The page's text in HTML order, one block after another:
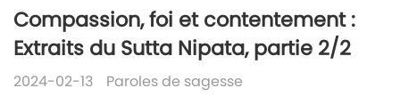
Compassion, foi et contentement :
Extraits du Sutta Nipata, partie 2/2
2024-02-13 Paroles de sagesse